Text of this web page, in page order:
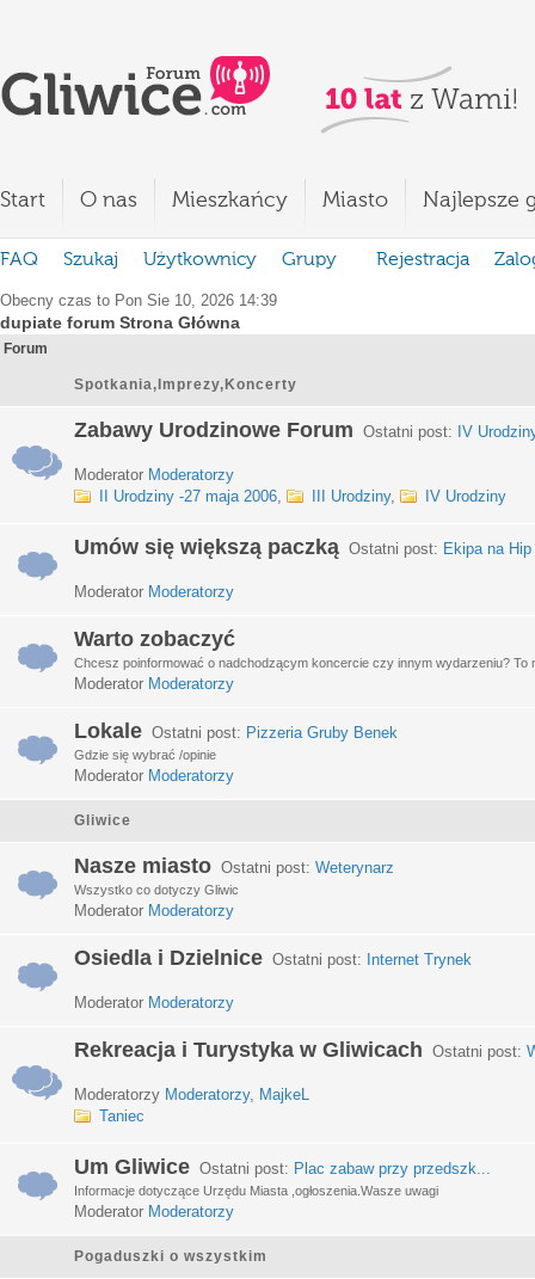
Start O nas Mieszkańcy Miasto Najlepsze
FAQ Szukaj Użytkownicy Grupy Rejestracja
Obecny czas to Pon Sie 10, 2026 14:39
dupiate forum Strona Główna
Forum
Spotkania,Imprezy,Koncerty
Zabawy Urodzinowe Forum Ostatni post: IV
Moderator Moderatorzy
II Urodziny -27 maja 2006, III Urodziny, IV Urodziny
Umów się większą paczką Ostatni post: Ekipa na
Moderator Moderatorzy
Warto zobaczyć
Chcesz poinformować o nadchodzącym koncercie czy innym wydarzeniu? To
Moderator Moderatorzy
Lokale Ostatni post: Pizzeria Gruby Benek
Gdzie się wybrać /opinie
Moderator Moderatorzy
Gliwice
Nasze miasto Ostatni post: Weterynarz
Wszystko co dotyczy Gliwic
Moderator Moderatorzy
Osiedla i Dzielnice Ostatni post: Internet Trynek
Moderator Moderatorzy
Rekreacja i Turystyka w Gliwicach Ostatni post:
Moderatorzy Moderatorzy, MajkeL
Taniec
Um Gliwice Ostatni post: Plac zabaw przy przedszk...
Informacje dotyczące Urzędu Miasta ,ogłoszenia.Wasze uwagi
Moderator Moderatorzy
Pogaduszki o wszystkim